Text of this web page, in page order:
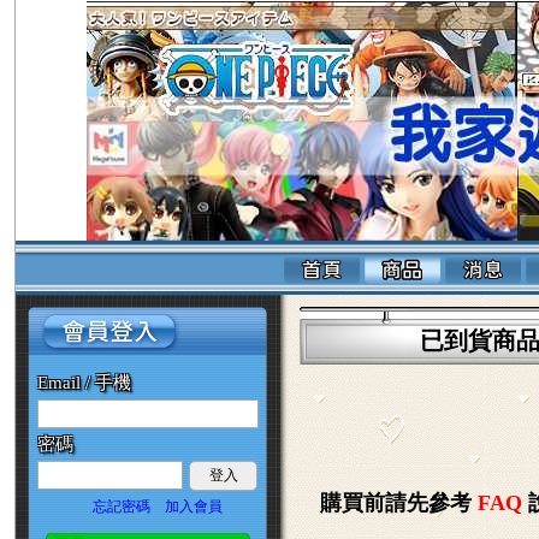
Email / 手機
密碼
登入
忘記密碼
加入會員
已到貨商
購買前請先參考 FAQ